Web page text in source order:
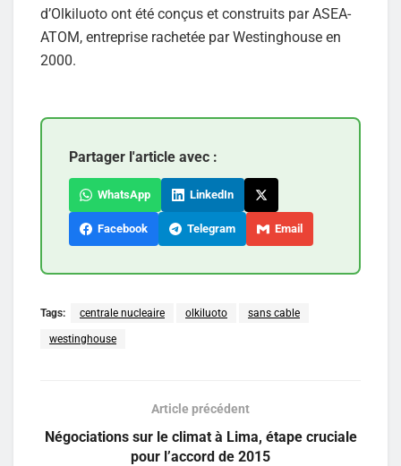
d’Olkiluoto ont été conçus et construits par ASEA-
ATOM, entreprise rachetée par Westinghouse en
2000.
Partager l'article avec :
WhatsApp LinkedIn
Facebook Telegram Email
Tags: centrale nucleaire olkiluoto sans cable
westinghouse
Article précédent
Négociations sur le climat à Lima, étape cruciale
pour l’accord de 2015